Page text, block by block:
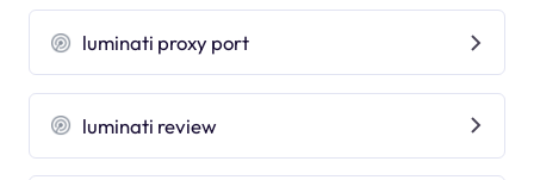
luminati proxy port
luminati review